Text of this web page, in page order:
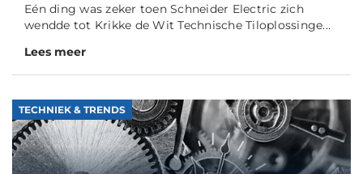
Eén ding was zeker toen Schneider Electric zich
wendde tot Krikke de Wit Technische Tiloplossinge...
Lees meer
TECHNIEK & TRENDS